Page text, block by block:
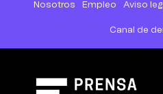
Nosotros Empleo Aviso
Canal de